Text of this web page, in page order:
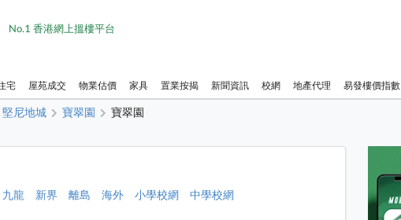
No.1 香港網上搵樓平台
宅 屋苑成交 物業估價 家具 置業按揭 新聞資訊 校網 地產代理 易發樓價指數
堅尼地城 寶翠園 寶翠園
九龍 新界 離島 海外 小學校網
中學校網